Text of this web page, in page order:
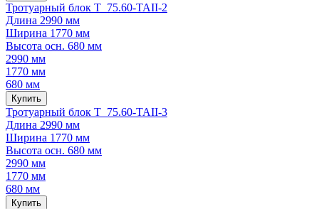
Тротуарный блок Т 75.60-TAII-2
Длина 2990 мм
Ширина 1770 мм
Высота осн. 680 мм
2990 мм
1770 мм
680 мм
Купить
Тротуарный блок Т 75.60-TAII-3
Длина 2990 мм
Ширина 1770 мм
Высота осн. 680 мм
2990 мм
1770 мм
680 мм
Купить